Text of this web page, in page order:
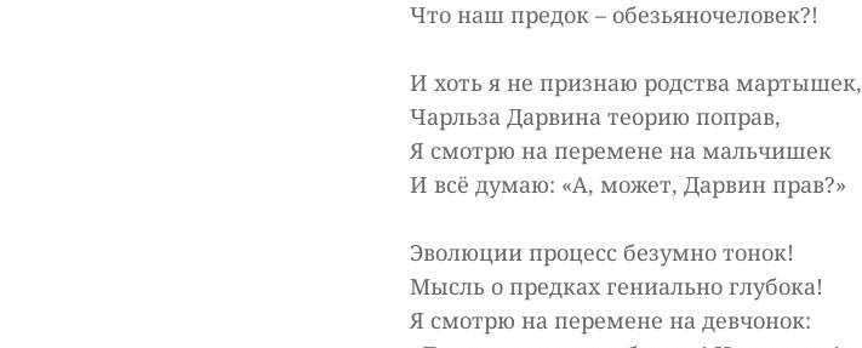
Что наш предок – обезьяночеловек?!
И хоть я не признаю родства мартышек,
Чарльза Дарвина теорию поправ,
Я смотрю на перемене на мальчишек
И всё думаю: «А, может, Дарвин прав?»
Эволюции процесс безумно тонок!
Мысль о предках гениально глубока!
Я смотрю на перемене на девчонок: